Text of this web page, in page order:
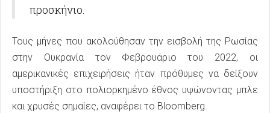
προσκήνιο.
Τους μήνες που ακολούθησαν την εισβολή της Ρωσίας
στην Ουκρανία τον Φεβρουάριο του 2022, οι
αμερικανικές επιχειρήσεις ήταν πρόθυμες να δείξουν
υποστήριξη στο πολιορκημένο έθνος υψώνοντας μπλε
και χρυσές σημαίες, αναφέρει το Bloomberg.